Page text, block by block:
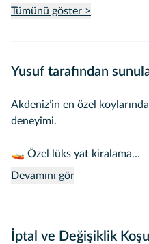
Tümünü göster >
Yusuf tarafından
Akdeniz’in en özel
deneyimi.
🚤 Özel lüks yat kiralama
🌊 Turkuaz sularda sessiz ve
📸 Gün batımı ve koylarda
Devamını gör
İptal ve Değişiklik